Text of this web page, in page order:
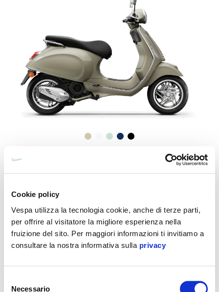
Cookie policy
Vespa utilizza la tecnologia cookie, anche di terze parti,
per offrire al visitatore la migliore esperienza nella
fruizione del sito. Per maggiori informazioni ti invitiamo a
consultare la nostra informativa sulla privacy
delNecessario